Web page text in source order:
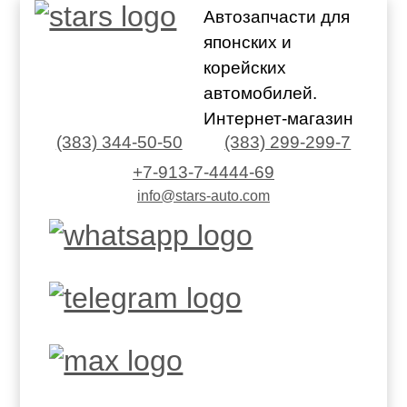
Автозапчасти для
японских и
корейских
автомобилей.
Интернет-магазин
(383) 344-50-50
(383) 299-299-7
+7-913-7-4444-69
info@stars-auto.com